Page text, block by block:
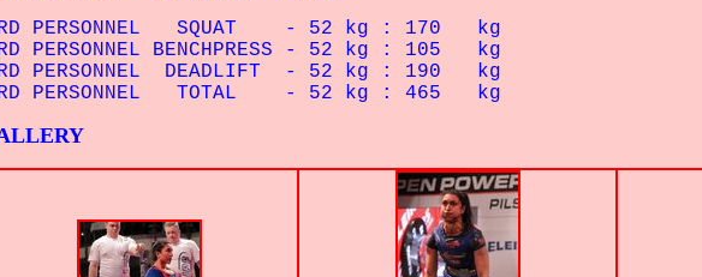
SQUAT
- 52 kg : 170 kg
BENCHPRESS - 52 kg : 105 kg
DEADLIFT
- 52 kg : 190 kg
TOTAL
- 52 kg : 465 kg